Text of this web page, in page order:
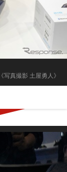
《写真撮影 土屋勇人》